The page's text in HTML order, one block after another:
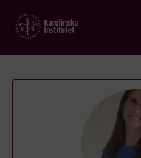
main